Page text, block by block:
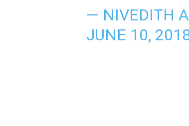
— NIVEDITH
JUNE 10,